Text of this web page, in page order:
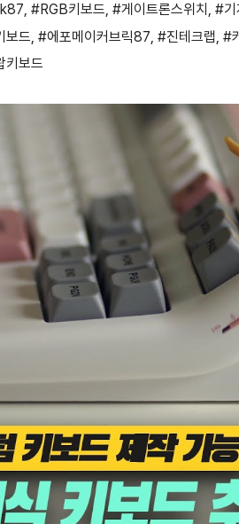
, #RGB키보드, #게이트론스위치 , #기
보드, #에포메이커브릭87, #진테크랩, #
키보드